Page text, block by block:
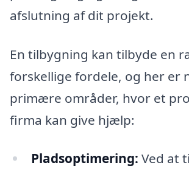
afslutning af dit projekt.
En tilbygning kan tilbyde en
forskellige fordele, og her er
primære områder, hvor et
firma kan give hjælp:
Pladsoptimering: Ved at